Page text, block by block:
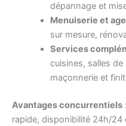
dépannage et
Menuiserie et
sur mesure,
Services
cuisines, salles
maçonnerie et
Avantages concurrentiels
rapide, disponibilité 24h/24